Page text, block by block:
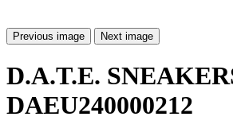
Previous image Next image
D.A.T.E.
DAEU240000212